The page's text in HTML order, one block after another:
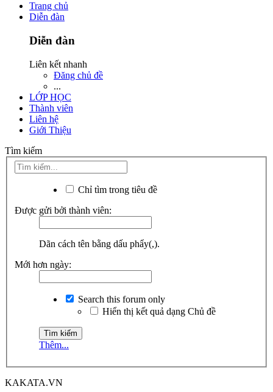
Trang chủ
Diễn đàn
Diễn đàn
Liên kết nhanh
Đăng chủ đề
...
LỚP HỌC
Thành viên
Liên hệ
Giới Thiệu
Tìm kiếm
Chỉ tìm trong tiêu đề
Được gửi bởi thành viên:
Dãn cách tên bằng dấu phẩy(,).
Mới hơn ngày:
Search this forum only
Hiển thị kết quả dạng Chủ đề
Thêm...
KAKATA.VN